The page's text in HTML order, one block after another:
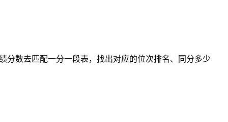
分数去匹配一分一段表，找出对应的位次排名、同分多少